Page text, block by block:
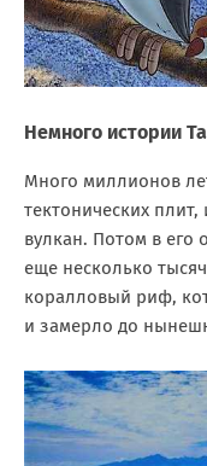
Немного истории
Много миллионов
тектонических
вулкан. Потом в его
еще несколько
коралловый риф,
и замерло до